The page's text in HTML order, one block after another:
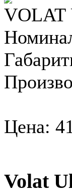
VOLAT
Цена:
Volat